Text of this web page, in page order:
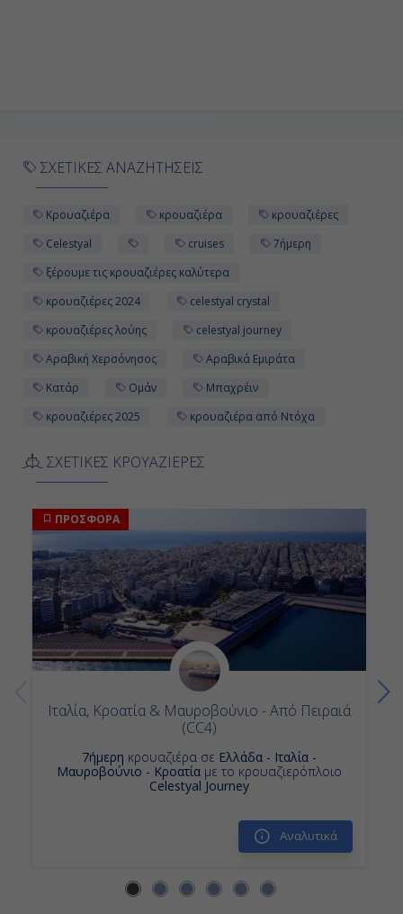
ΣΧΕΤΙΚΕΣ ΑΝΑΖΗΤΗΣΕΙΣ
Κρουαζιέρα κρουαζιέρα
κρουαζιέρες
Celestyal
cruises
7ήμερη
ξέρουμε τις κρουαζιέρες καλύτερα
κρουαζιέρες 2024
celestyal crystal
κρουαζιέρες λούης
celestyal journey
Αραβική Χερσόνησος
Αραβικά Εμιράτα
Κατάρ
Ομάν
Μπαχρέιν
κρουαζιέρες 2025
κρουαζιέρα από Ντόχα
ΣΧΕΤΙΚΕΣ ΚΡΟΥΑΖΙΕΡΕΣ
ΠΡΟΣΦΟΡΑ
Ιταλία, Κροατία & Μαυροβούνιο - Από Πειραιά
(CC4)
7ήμερη κρουαζιέρα σε Ελλάδα - Ιταλία -
Μαυροβούνιο - Κροατία με το κρουαζιερόπλοιο
Celestyal Journey
Αναλυτικά